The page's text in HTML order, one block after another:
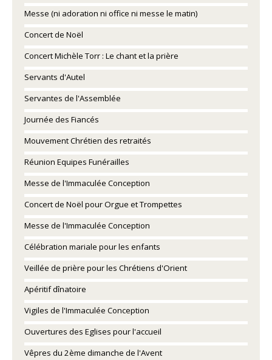
Messe (ni adoration ni office ni messe le matin)
Concert de Noël
Concert Michèle Torr : Le chant et la prière
Servants d'Autel
Servantes de l'Assemblée
Journée des Fiancés
Mouvement Chrétien des retraités
Réunion Equipes Funérailles
Messe de l'Immaculée Conception
Concert de Noël pour Orgue et Trompettes
Messe de l'Immaculée Conception
Célébration mariale pour les enfants
Veillée de prière pour les Chrétiens d'Orient
Apéritif dînatoire
Vigiles de l'Immaculée Conception
Ouvertures des Eglises pour l'accueil
Vêpres du 2ème dimanche de l'Avent